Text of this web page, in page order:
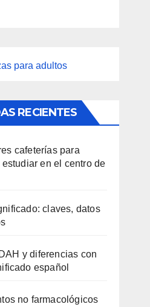
para adultos
RECIENTES
cafeterías para
en el centro de
claves, datos
y diferencias con
español
no farmacológicos